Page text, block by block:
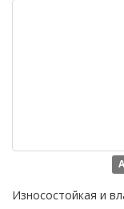
Износостойкая и